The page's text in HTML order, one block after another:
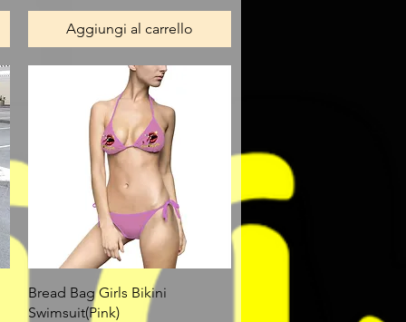
Aggiungi al carrello
Vista rapida
Bread Bag Girls Bikini
Swimsuit(Pink)